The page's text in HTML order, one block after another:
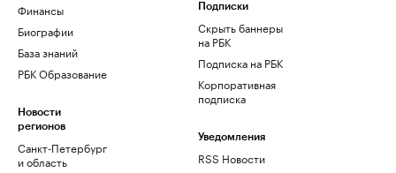
Финансы
Биографии
База знаний
РБК Образование
Новости
регионов
Санкт-Петербург
и область
Подписки
Скрыть баннеры
на РБК
Подписка на РБК
Корпоративная
подписка
Уведомления
RSS Новости